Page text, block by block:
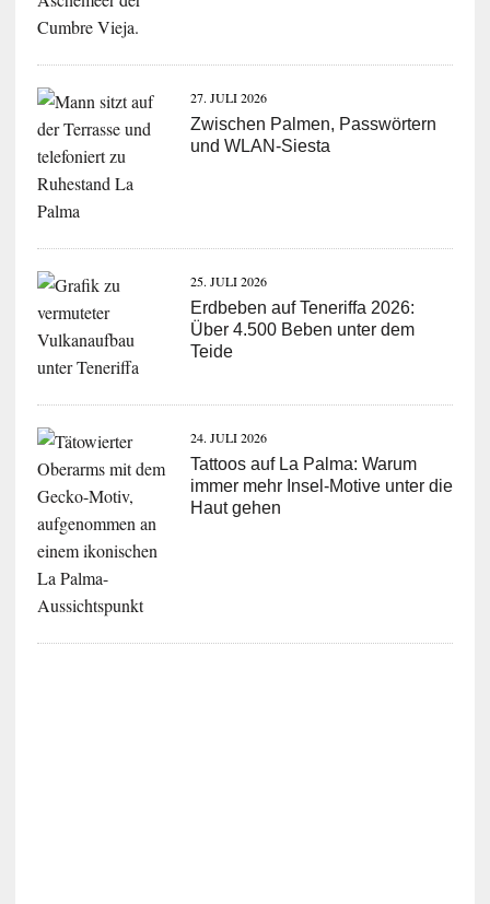
27. JULI 2026
Zwischen Palmen, Passwörtern
und WLAN-Siesta
25. JULI 2026
Erdbeben auf Teneriffa 2026:
Über 4.500 Beben unter dem
Teide
24. JULI 2026
Tattoos auf La Palma: Warum
immer mehr Insel-Motive unter die
Haut gehen